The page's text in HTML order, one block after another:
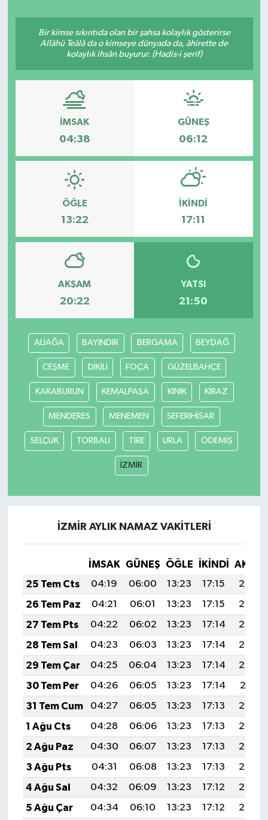
Bir kimse sıkıntıda olan bir şahsa kolaylık gösterirse
Allâhü Teâlâ da o kimseye dünyada da, âhirette de
kolaylık ihsân buyurur. (Hadis-i şerif)
İMSAK
04:38
GÜNEŞ
06:12
ÖĞLE
13:22
İKINDI
17:11
AKŞAM
20:22
YATSI
21:50
ALİAĞA BAYINDIR BERGAMA BEYDAĞ
CEŞME DİKİLİ FOÇA GÜZELBAHÇE
KARABURUN KEMALPAŞA KINIK KİRAZ
MENDERES MENEMEN SEFERIHİSAR
SELÇUK TORBALI TİRE URLA ÖDEMİŞ
İZMİR
İZMİR AYLIK NAMAZ VAKITLERI
İMSAK GÜNEŞ ÖĞLE İKINDI
25 Tem Cts
04:19 06:00 13:23 17:15
20:36
26 Tem Paz
04:21 06:01 13:23 17:15
20:35
27 Tem Pts
04:22 06:02 13:23 17:14
20:34
28 Tem Sal
04:23 06:03 13:23 17:14
20:33
29 Tem Çar
04:25 06:04 13:23 17:14
20:32
30 Tem Per
04:26 06:05 13:23 17:14
20:31
31 Tem Cum
04:27 06:05 13:23 17:13
20:30
1 Ağu Cts
04:28 06:06 13:23 17:13
20:29
2 Ağu Paz
04:30 06:07 13:23 17:13
20:28
3 Ağu Pts
04:31 06:08 13:23 17:13
20:27
4 Ağu Sal
04:32 06:09 13:23 17:12
20:26
5 Ağu Çar
04:34 06:10 13:23 17:12
20:25
Eleman
Emlak
Gurme
İlçe Haberleri
Keşfet
Kültür & Sanat
Magazin
Sağlık
Seri İlan
Siyaset
Sokak Hayvanlarını Sahiplendirme